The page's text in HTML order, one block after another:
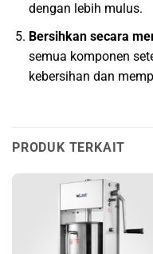
dengan lebih mulus.
Bersihkan secara
semua komponen
kebersihan dan
PRODUK TERKAIT